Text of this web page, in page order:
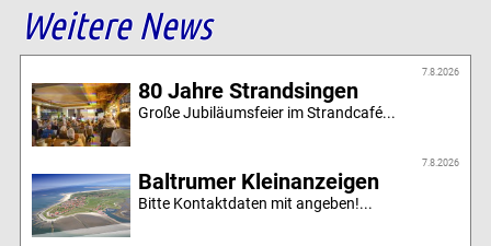
Weitere News
7.8.2026
80 Jahre Strandsingen
Große Jubiläumsfeier im Strandcafé...
7.8.2026
Baltrumer Kleinanzeigen
Bitte Kontaktdaten mit angeben!...